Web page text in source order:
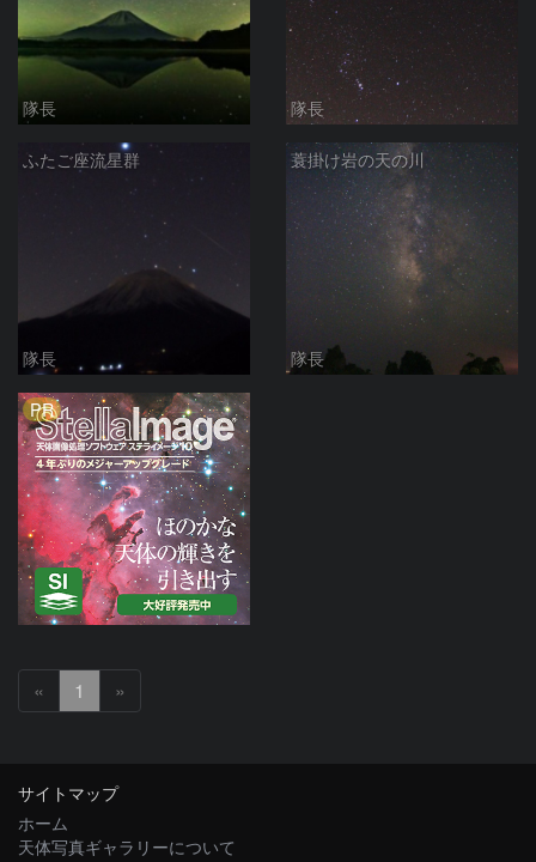
隊長 隊長
ふたご座流星群
隊長
蓑掛け岩の天の川
隊長
PR
« 1 »
サイトマップ
ホーム
天体写真ギャラリーについて